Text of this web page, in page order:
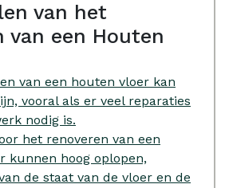
van het
van een Houten
van een houten vloer kan
vooral als er veel reparaties
nodig is.
het renoveren van een
kunnen hoog oplopen,
de staat van de vloer en de